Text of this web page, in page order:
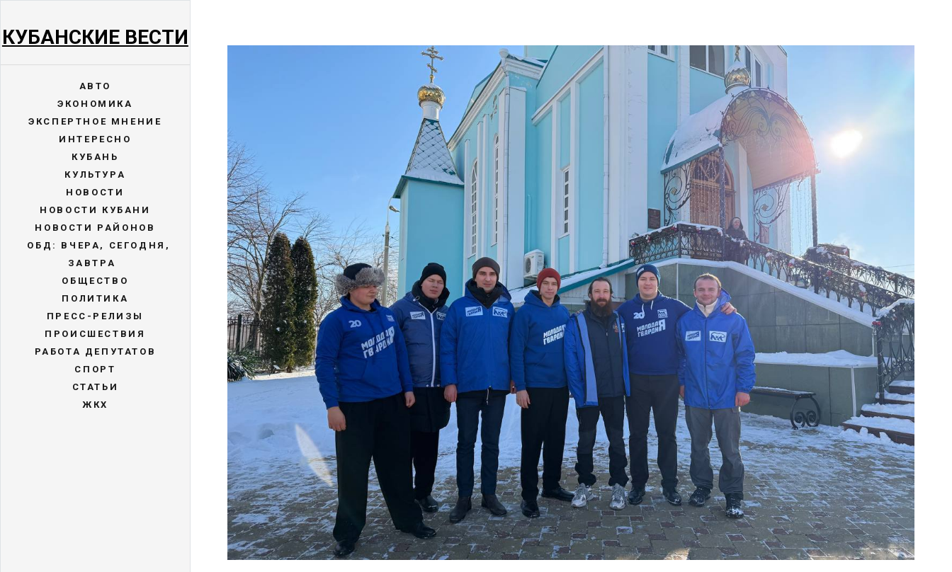
КУБАНСКИЕ ВЕСТИ
АВТО
ЭКОНОМИКА
ЭКСПЕРТНОЕ МНЕНИЕ
ИНТЕРЕСНО
КУБАНЬ
КУЛЬТУРА
НОВОСТИ
НОВОСТИ КУБАНИ
НОВОСТИ РАЙОНОВ
ОБД: ВЧЕРА, СЕГОДНЯ,
ЗАВТРА
ОБЩЕСТВО
ПОЛИТИКА
ПРЕСС-РЕЛИЗЫ
ПРОИСШЕСТВИЯ
РАБОТА ДЕПУТАТОВ
СПОРТ
СТАТЬИ
ЖКХ